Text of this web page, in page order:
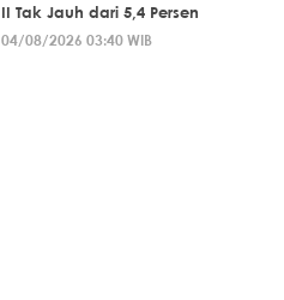
II Tak Jauh dari 5,4 Persen
04/08/2026 03:40 WIB